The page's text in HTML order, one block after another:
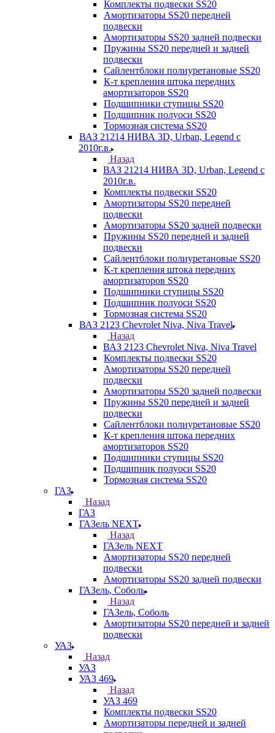
Комплекты подвески SS20
Амортизаторы SS20 передней
подвески
Амортизаторы SS20 задней подвески
Пружины SS20 передней и задней
подвески
Сайлентблоки полиуретановые SS20
К-т крепления штока передних
амортизаторов SS20
Подшипники ступицы SS20
Подшипник полуоси SS20
Тормозная система SS20
ВАЗ 21214 НИВА 3D, Urban, Legend c
2010г.в.
Назад
ВАЗ 21214 НИВА 3D, Urban, Legend c
2010г.в.
Комплекты подвески SS20
Амортизаторы SS20 передней
подвески
Амортизаторы SS20 задней подвески
Пружины SS20 передней и задней
подвески
Сайлентблоки полиуретановые SS20
К-т крепления штока передних
амортизаторов SS20
Подшипники ступицы SS20
Подшипник полуоси SS20
Тормозная система SS20
ВАЗ 2123 Chevrolet Niva, Niva Travel
Назад
ВАЗ 2123 Chevrolet Niva, Niva Travel
Комплекты подвески SS20
Амортизаторы SS20 передней
подвески
Амортизаторы SS20 задней подвески
Пружины SS20 передней и задней
подвески
Сайлентблоки полиуретановые SS20
К-т крепления штока передних
амортизаторов SS20
Подшипники ступицы SS20
Подшипник полуоси SS20
Тормозная система SS20
ГАЗ
Назад
ГАЗ
ГАЗель NEXT
Назад
ГАЗель NEXT
Амортизаторы SS20 передней
подвески
Амортизаторы SS20 задней подвески
ГАЗель, Соболь
Назад
ГАЗель, Соболь
Амортизаторы SS20 передней и задней
подвески
УАЗ
Назад
УАЗ
УАЗ 469
Назад
УАЗ 469
Комплекты подвески SS20
Амортизаторы передней и задней